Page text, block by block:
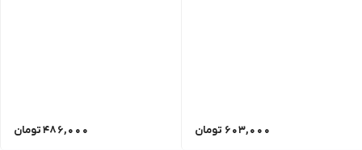
603,000 تومان 486,000تومان